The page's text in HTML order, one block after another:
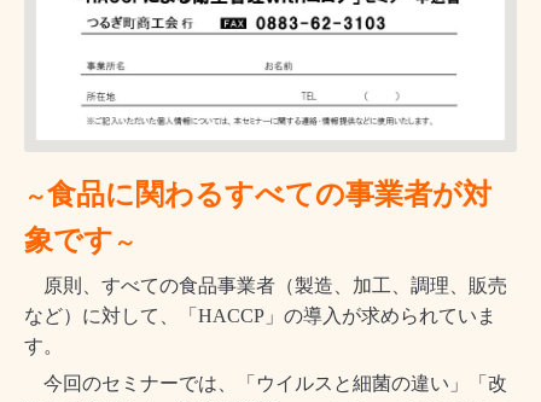
～食品に関わるすべての事業者が対
象です ～
原則、すべての食品事業者（製造、加工、調理、販売
など）に対して、「HACCP」の導入が求められていま
す。
今回のセミナーでは、「ウイルスと細菌の違い」「改